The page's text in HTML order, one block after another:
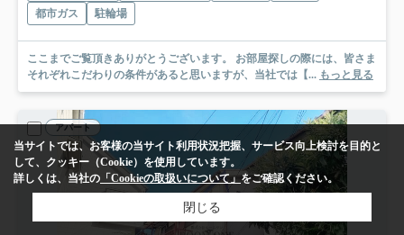
都市ガス
駐輪場
ここまでご覧頂きありがとうございます。 お部屋探しの際には、皆さま
それぞれこだわりの条件があると思いますが、当社では【... もっと見る
アパート
当サイトでは、お客様の当サイト利用状況把握、サービス向上検討を目的と
して、クッキー（Cookie）を使用しています。
詳しくは、当社の 「Cookieの取扱いについて」をご確認ください。
閉じる